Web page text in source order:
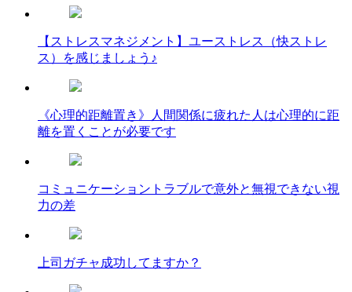
【ストレスマネジメント】ユーストレス（快ストレ
ス）を感じましょう♪
《心理的距離置き》人間関係に疲れた人は心理的に距
離を置くことが必要です
コミュニケーショントラブルで意外と無視できない視
力の差
上司ガチャ成功してますか？